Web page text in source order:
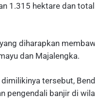
1.315 hektare dan
diharapkan
dan Majalengka.
tersebut,
pengendali banjir di